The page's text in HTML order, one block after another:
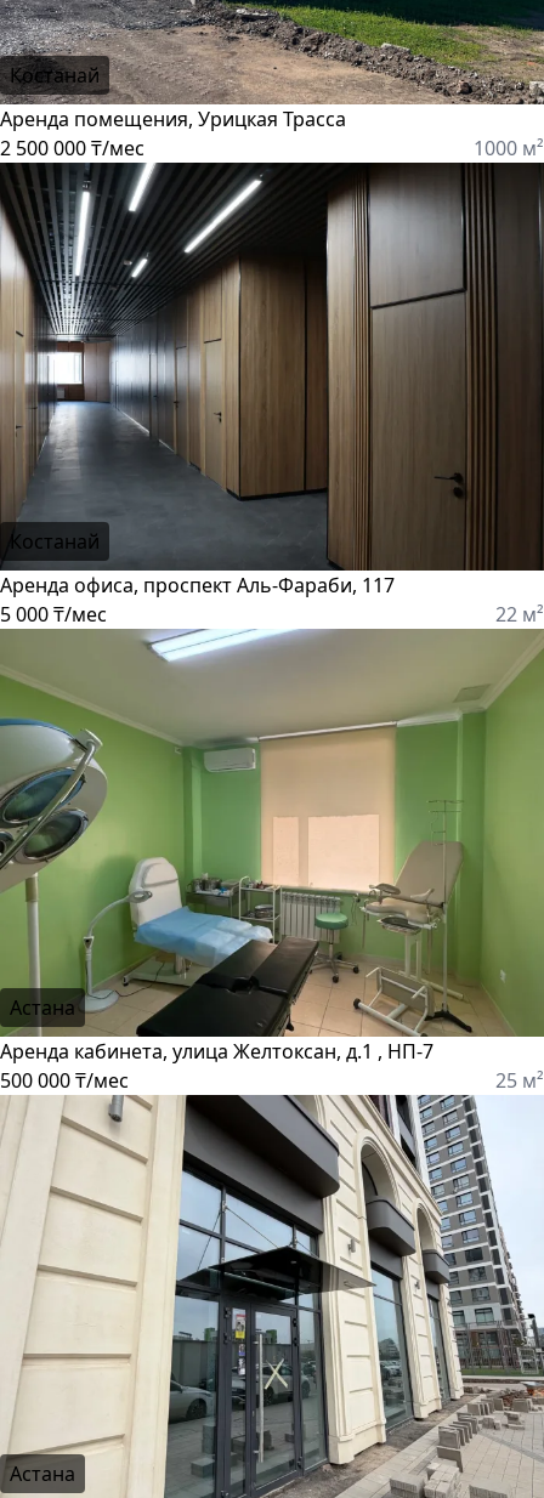
Костанай
Аренда помещения, Урицкая Трасса
2 500 000 ₸/мес
1000 м²
Костанай
Аренда офиса, проспект Аль-Фараби, 117
5 000 ₸/мес
22 м²
Астана
Аренда кабинета, улица Желтоксан, д.1 , НП-7
500 000 ₸/мес
25 м²
Астана